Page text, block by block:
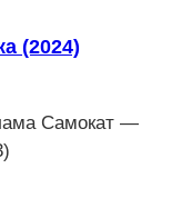
(2024)